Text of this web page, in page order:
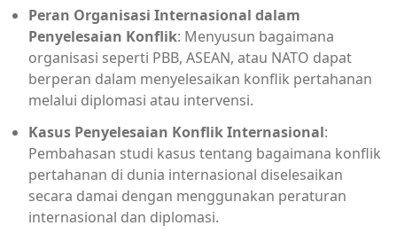
Peran Organisasi Internasional dalam
Penyelesaian Konflik: Menyusun bagaimana
organisasi seperti PBB, ASEAN, atau NATO dapat
berperan dalam menyelesaikan konflik pertahanan
melalui diplomasi atau intervensi.
Kasus Penyelesaian Konflik Internasional:
Pembahasan studi kasus tentang bagaimana konflik
pertahanan di dunia internasional diselesaikan
secara damai dengan menggunakan peraturan
internasional dan diplomasi.